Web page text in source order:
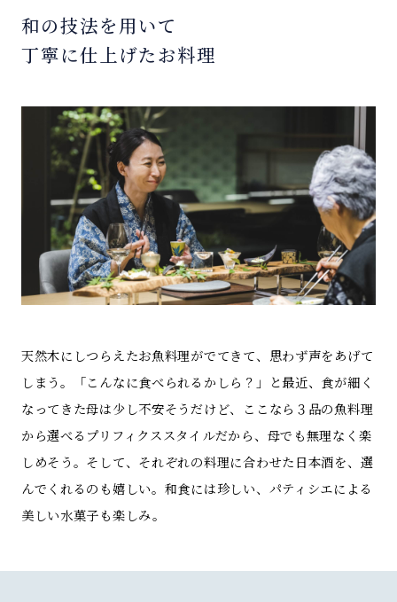
和の技法を用いて
丁寧に仕上げたお料理
天然木にしつらえたお魚料理がでてきて、思わず声をあげて
しまう。「こんなに食べられるかしら？」と最近、食が細く
なってきた母は少し不安そうだけど、ここなら３品の魚料理
から選べるプリフィクススタイルだから、母でも無理なく楽
しめそう。そして、それぞれの料理に合わせた日本酒を、選
んでくれるのも嬉しい。和食には珍しい、パティシエによる
美しい水菓子も楽しみ。